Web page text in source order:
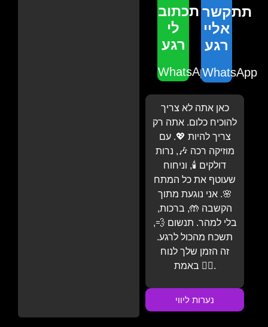
תכתוב
לי
רגע
WhatsApp
תתקשר
אליי
רגע
WhatsApp
כאן אתה לא צריך
להוכיח כלום. אתה רק
צריך להיות 💖. עם
מוזיקה רכה 🎶, נרות
דולקים 🕯️, וניחוח
שעוטף את כל המתח
🌸. אני נוגעת מתוך
הקשבה 🤲, ברכות,
בלי למהר. תנשום 💨,
תשכח מהכול לרגע.
זה הזמן שלך לנוח
באמת 💆‍♂️.
נערות ליווי